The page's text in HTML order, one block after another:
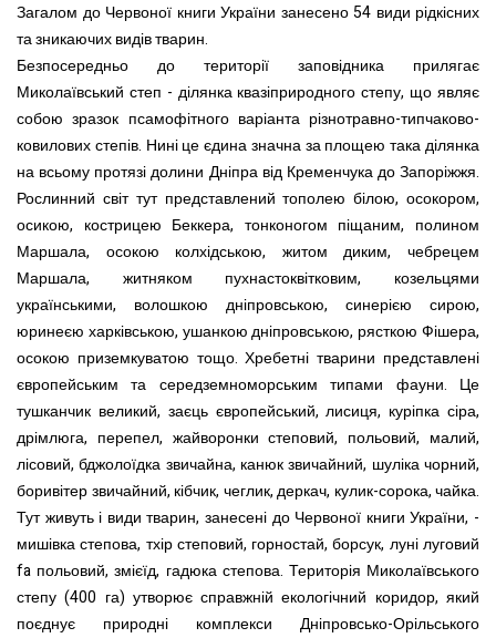
Загалом до Червоної книги України занесено 54 види рідкісних
та зникаючих видів тварин.
Безпосередньо до території заповідника прилягає
Миколаївський степ - ділянка квазіприродного степу, що являє
собою зразок псамофітного варіанта різнотравно-типчаково-
ковилових степів. Нині це єдина значна за площею така ділянка
на всьому протязі долини Дніпра від Кременчука до Запоріжжя.
Рослинний світ тут представлений тополею білою, осокором,
осикою, кострицею Беккера, тонконогом піщаним, полином
Маршала, осокою колхідською, житом диким, чебрецем
Маршала, житняком пухнастоквітковим, козельцями
українськими, волошкою дніпровською, синерією сирою,
юринеєю харківською, ушанкою дніпровською, рясткою Фішера,
осокою приземкуватою тощо. Хребетні тварини представлені
європейським та середземноморським типами фауни. Це
тушканчик великий, заєць європейський, лисиця, куріпка сіра,
дрімлюга, перепел, жайворонки степовий, польовий, малий,
лісовий, бджолоїдка звичайна, канюк звичайний, шуліка чорний,
боривітер звичайний, кібчик, чеглик, деркач, кулик-сорока, чайка.
Тут живуть і види тварин, занесені до Червоної книги України, -
мишівка степова, тхір степовий, горностай, борсук, луні луговий
fa польовий, змієїд, гадюка степова. Територія Миколаївського
степу (400 га) утворює справжній екологічний коридор, який
поєднує природні комплекси Дніпровсько-Орільського